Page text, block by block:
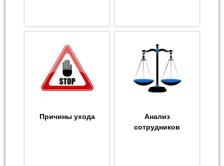
Причины ухода
Анализ
сотрудников